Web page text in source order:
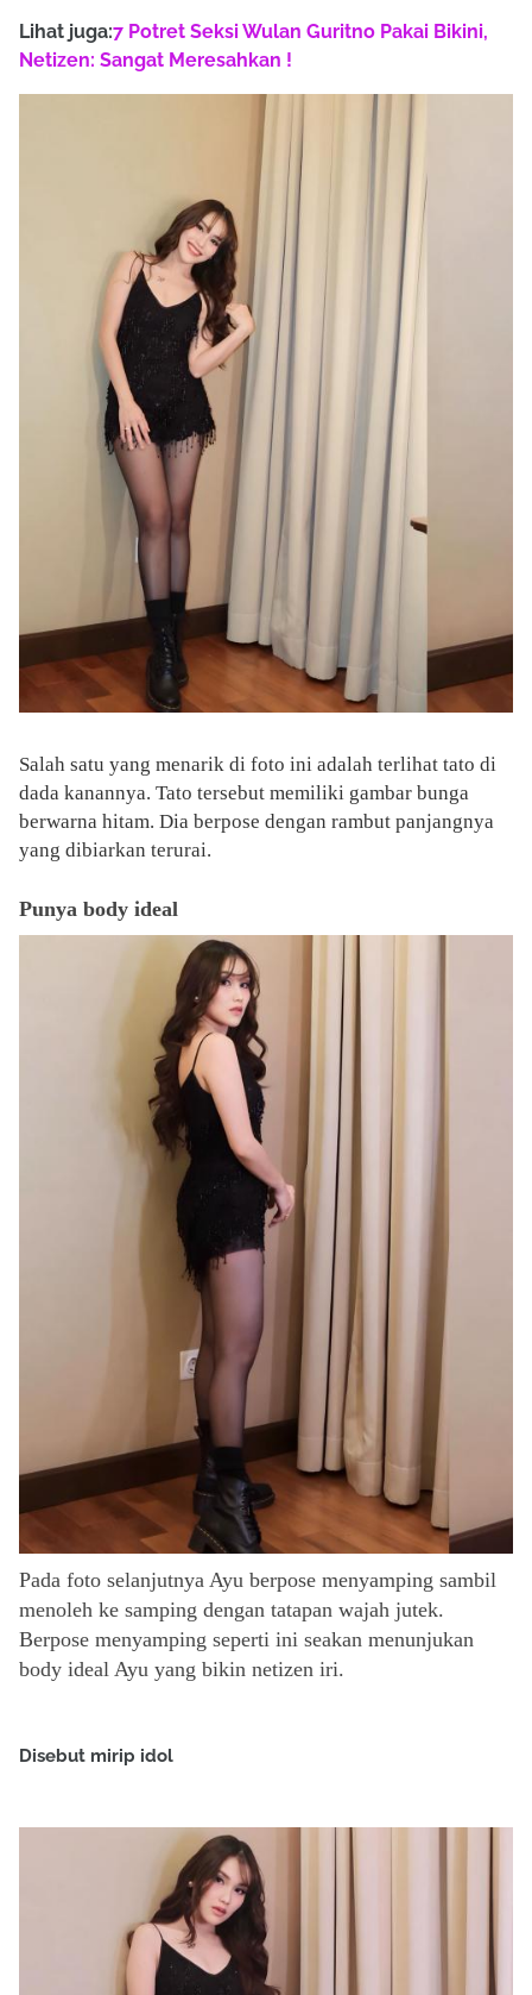
Lihat juga:7 Potret Seksi Wulan Guritno Pakai Bikini,
Netizen: Sangat Meresahkan !
Salah satu yang menarik di foto ini adalah terlihat tato di
dada kanannya. Tato tersebut memiliki gambar bunga
berwarna hitam. Dia berpose dengan rambut panjangnya
yang dibiarkan terurai.
Punya body ideal
Pada foto selanjutnya Ayu berpose menyamping sambil
menoleh ke samping dengan tatapan wajah jutek.
Berpose menyamping seperti ini seakan menunjukan
body ideal Ayu yang bikin netizen iri.
Disebut mirip idol